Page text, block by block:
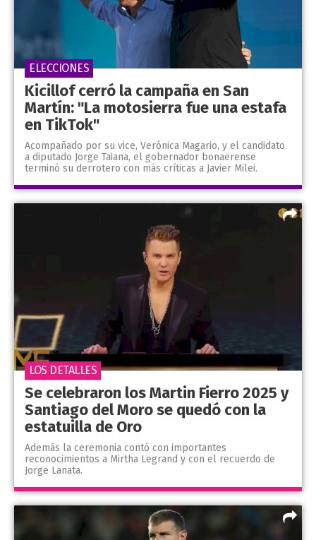
Kicillof cerró la campaña en San
Martín: "La motosierra fue una estafa
en TikTok"
Acompañado por su vice, Verónica Magario, y el candidato
a diputado Jorge Taiana, el gobernador bonaerense
terminó su derrotero con más críticas a Javier Milei.
ELECCIONES
Se celebraron los Martin Fierro 2025 y
Santiago del Moro se quedó con la
estatuilla de Oro
Además la ceremonia contó con importantes
reconocimientos a Mirtha Legrand y con el recuerdo de
Jorge Lanata.
LOS DETALLES